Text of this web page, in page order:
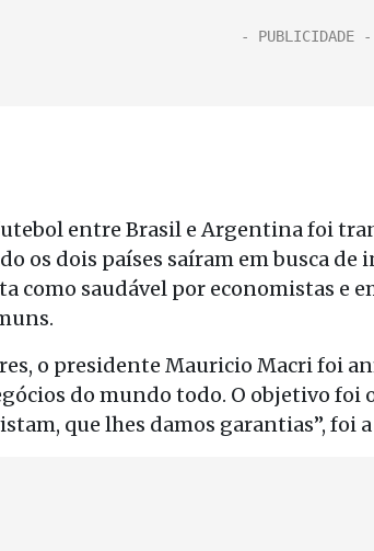
entre Brasil e Argentina foi
os dois países saíram em busca
como saudável por economistas e
o presidente Mauricio Macri foi
do mundo todo. O objetivo foi
que lhes damos garantias”, foi